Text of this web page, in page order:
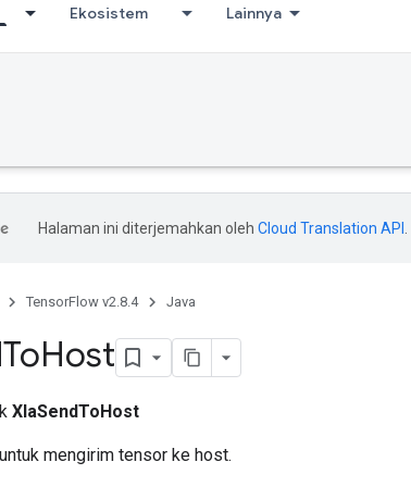
Ekosistem Lainnya
Halaman ini diterjemahkan oleh Cloud Translation API
TensorFlow v2.8.4 Java
ToHost
XlaSendToHost
mengirim tensor ke host.